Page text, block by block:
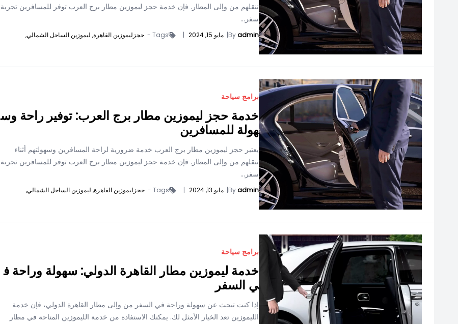
تنقلهم من وإلى المطار. فإن خدمة حجز ليموزين مطار برج العرب توفر للمسافرين تجربة
سفر...
Byadmin
| مايو 15, 2024 |
Tags - حجزليموزين القاهرة, ليموزين الساحل الشمالي,
برامج سياحة
خدمة حجز ليموزين مطار برج العرب: توفير راحة وس
هولة للمسافرين
يعتبر حجز ليموزين مطار برج العرب خدمة ضرورية لراحة المسافرين وسهولتهم أثناء
تنقلهم من وإلى المطار. فإن خدمة حجز ليموزين مطار برج العرب توفر للمسافرين تجربة
سفر...
Byadmin
| مايو 13, 2024 |
Tags - حجزليموزين القاهرة, ليموزين الساحل الشمالي,
برامج سياحة
خدمة ليموزين مطار القاهرة الدولي: سهولة وراحة ف
ي السفر
إذا كنت تبحث عن سهولة وراحة في السفر من وإلى مطار القاهرة الدولي، فإن خدمة
الليموزين تعد الخيار الأمثل لك. يمكنك الاستفادة من خدمة الليموزين المتاحة في مطار